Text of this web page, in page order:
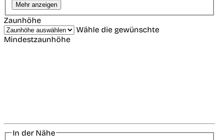
Mehr anzeigen
Zaunhöhe
Wähle die gewünschte
Mindestzaunhöhe
In der Nähe